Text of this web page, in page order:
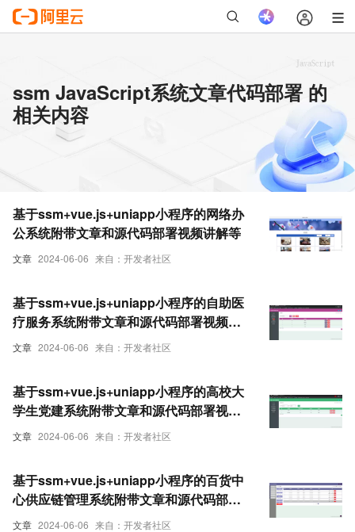
ssm JavaScript系统文章代码部署 的
相关内容
文章 2024-06-06 来自：开发者社区
基于ssm+vue.js+uniapp小程序的网络办
公系统附带文章和源代码部署视频讲解等
文章 2024-06-06 来自：开发者社区
基于ssm+vue.js+uniapp小程序的自助医
疗服务系统附带文章和源代码部署视频讲
解等
文章 2024-06-06 来自：开发者社区
基于ssm+vue.js+uniapp小程序的高校大
学生党建系统附带文章和源代码部署视频
讲解等
文章 2024-06-06 来自：开发者社区
基于ssm+vue.js+uniapp小程序的百货中
心供应链管理系统附带文章和源代码部署
视频讲解等